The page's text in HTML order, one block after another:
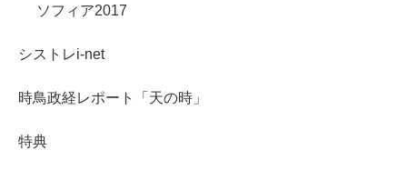
ソフィア2017
シストレi-net
時鳥政経レポート「天の時」
特典